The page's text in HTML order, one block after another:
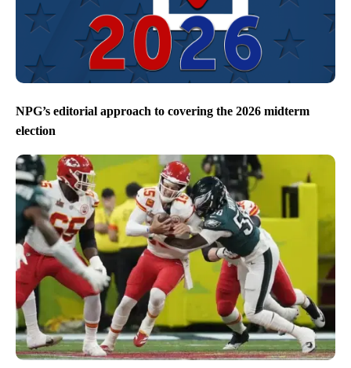
NPG’s editorial approach to covering the 2026 midterm
election